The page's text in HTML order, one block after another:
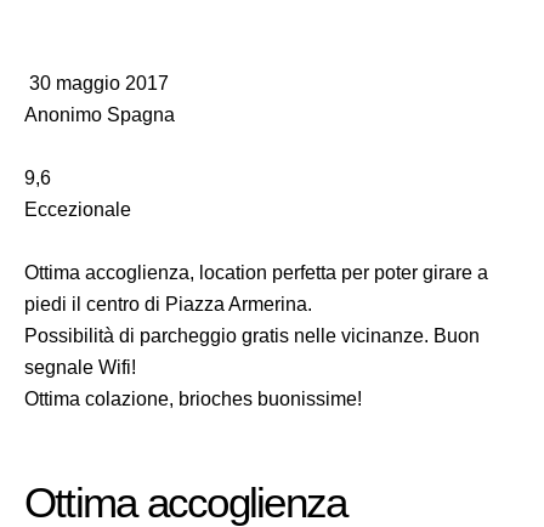
30 maggio 2017
Anonimo Spagna
9,6
Eccezionale
Ottima accoglienza, location perfetta per poter girare a
piedi il centro di Piazza Armerina.
Possibilità di parcheggio gratis nelle vicinanze. Buon
segnale Wifi!
Ottima colazione, brioches buonissime!
Ottima accoglienza